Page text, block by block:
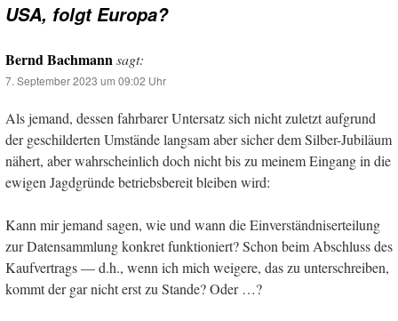
USA, folgt Europa?
Bernd Bachmannsagt:
7. September 2023 um 09:02 Uhr
Als jemand, dessen fahrbarer Untersatz sich nicht zuletzt aufgrund
der geschilderten Umstände langsam aber sicher dem Silber-Jubiläum
nähert, aber wahrscheinlich doch nicht bis zu meinem Eingang in die
ewigen Jagdgründe betriebsbereit bleiben wird:
Kann mir jemand sagen, wie und wann die Einverständniserteilung
zur Datensammlung konkret funktioniert? Schon beim Abschluss des
Kaufvertrags — d.h., wenn ich mich weigere, das zu unterschreiben,
kommt der gar nicht erst zu Stande? Oder …?